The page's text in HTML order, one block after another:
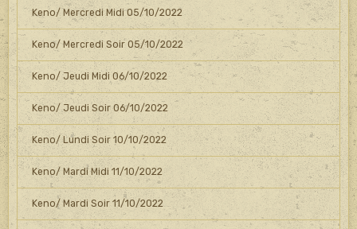
Keno/ Mercredi Midi 05/10/2022
Keno/ Mercredi Soir 05/10/2022
Keno/ Jeudi Midi 06/10/2022
Keno/ Jeudi Soir 06/10/2022
Keno/ Lundi Soir 10/10/2022
Keno/ Mardi Midi 11/10/2022
Keno/ Mardi Soir 11/10/2022